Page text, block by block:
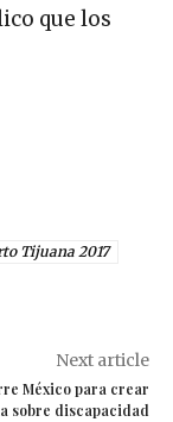
que los
Tijuana 2017
Next article
México para crear
sobre discapacidad